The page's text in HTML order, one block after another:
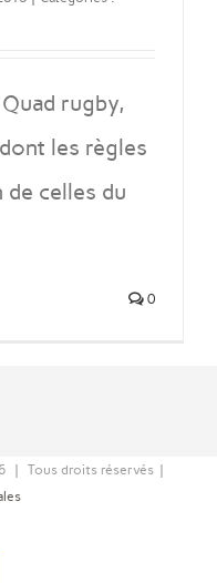
rugby,
les règles
celles du
0
| Tous droits réservés |